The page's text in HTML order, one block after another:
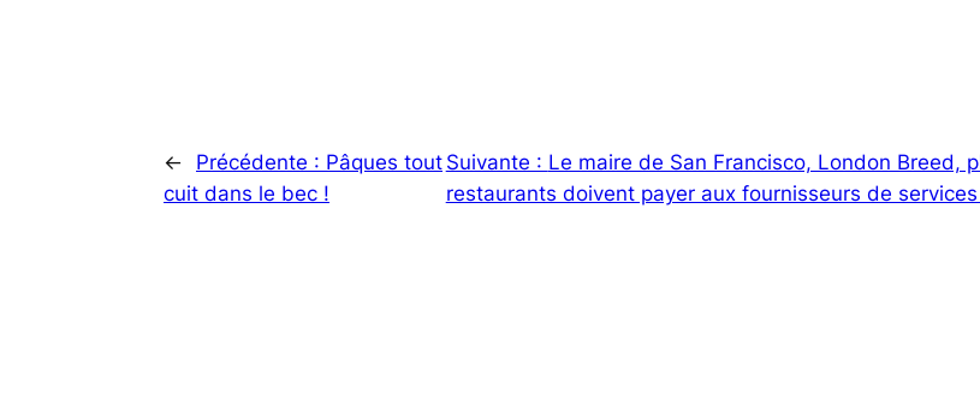
← Précédente : Pâques tout
cuit dans le bec !
Suivante : Le maire de San Francisco, London Breed,
restaurants doivent payer aux fournisseurs de